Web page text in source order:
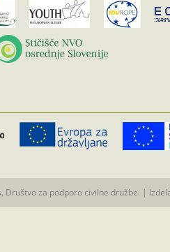
Društvo za podporo civilne družbe. |